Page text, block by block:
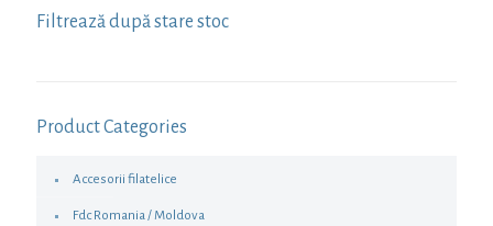
Filtrează după stare stoc
Product Categories
Accesorii filatelice
Fdc Romania / Moldova